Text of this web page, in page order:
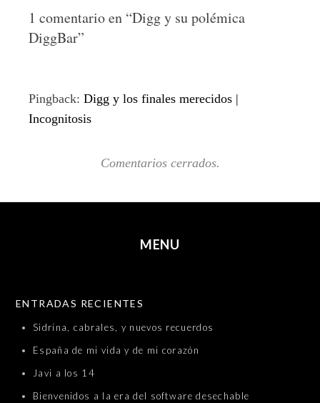
1 comentario en “Digg y su polémica
DiggBar”
Pingback: Digg y los finales merecidos |
Incognitosis
Comentarios cerrados.
MENU
ENTRADAS RECIENTES
Sidrina, cabrales, y nuevos recuerdos
España de mi vida y de mi corazón
Javi a los 14
Bienvenidos a la era del software desechable